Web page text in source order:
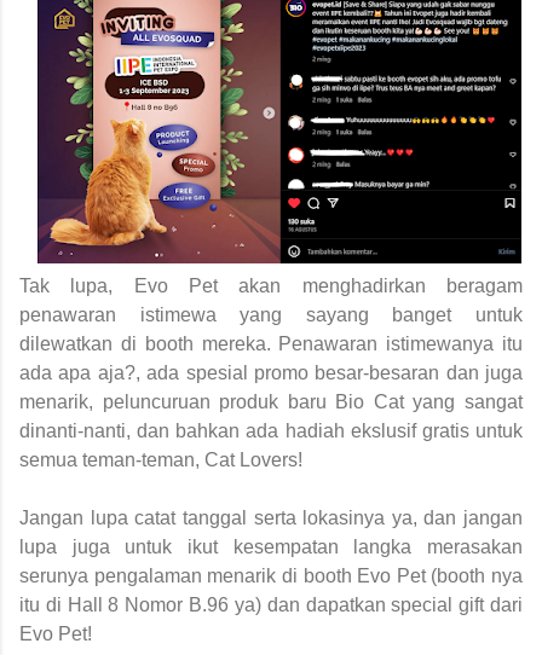
Tak lupa, Evo Pet akan menghadirkan beragam
penawaran istimewa yang sayang banget untuk
dilewatkan di booth mereka. Penawaran istimewanya itu
ada apa aja?, ada spesial promo besar-besaran dan juga
menarik, peluncuruan produk baru Bio Cat yang sangat
dinanti-nanti, dan bahkan ada hadiah ekslusif gratis untuk
semua teman-teman, Cat Lovers!
Jangan lupa catat tanggal serta lokasinya ya, dan jangan
lupa juga untuk ikut kesempatan langka merasakan
serunya pengalaman menarik di booth Evo Pet (booth nya
itu di Hall 8 Nomor B.96 ya) dan dapatkan special gift dari
Evo Pet!